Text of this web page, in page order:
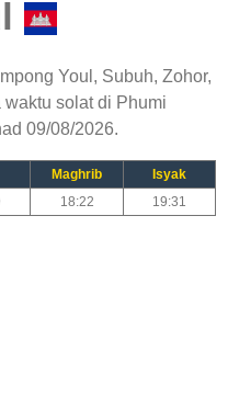
Youl, Subuh, Zohor,
solat di Phumi
09/08/2026.
Maghrib
Isyak
18:22 19:31